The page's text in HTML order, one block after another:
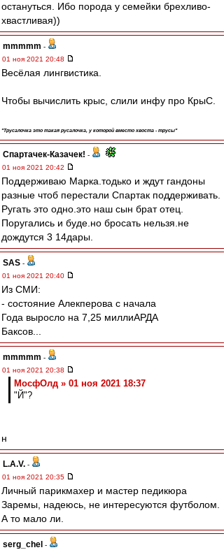
остануться. Ибо порода у семейки брехливо-
хвастливая))
mmmmm -
01 ноя 2021 20:48
Весёлая лингвистика.
Чтобы вычислить крыс, слили инфу про КрыС.
"Трусалочка это такая русалочка, у которой вместо хвоста - трусы"
Спартачек-Казачек! -
01 ноя 2021 20:42
Поддерживаю Марка.тодько и ждут гандоны
разные чтоб перестали Спартак поддерживать.
Ругать это одно.это наш сын брат отец.
Поругались и буде.но бросать нельзя.не
дождутся 3 14дары.
SAS -
01 ноя 2021 20:40
Из СМИ:
- состояние Алекперова с начала
Года выросло на 7,25 миллиАРДА
Баксов...
mmmmm -
01 ноя 2021 20:38
МосфОлд » 01 ноя 2021 18:37
"Й"?
н
L.А.V. -
01 ноя 2021 20:35
Личный парикмахер и мастер педикюра
Заремы, надеюсь, не интересуются футболом.
А то мало ли.
serg_chel -